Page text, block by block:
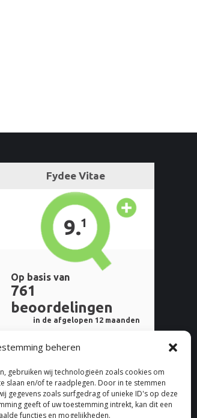
beheren
gebruiken wij technologieën zoals cookies om
slaan en/of te raadplegen. Door in te stemmen
gegevens zoals surfgedrag of unieke ID's op deze
geeft of uw toestemming intrekt, kan dit een
functies en mogelijkheden.